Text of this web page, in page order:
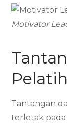
Motivator
Tantangan
terletak